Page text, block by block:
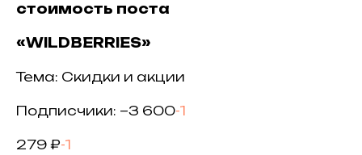
стоимость поста
«WILDBERRIES»
Тема: Скидки и акции
Подписчики: ~3 600-1
279 ₽-1